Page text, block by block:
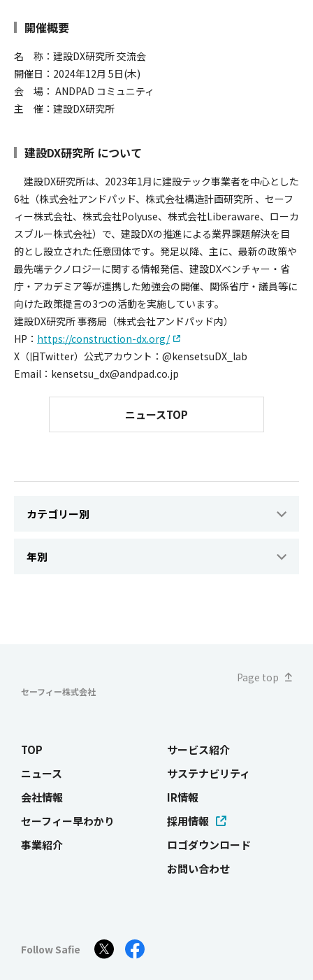
開催概要
名 称：建設DX研究所 交流会
開催日：2024年12月 5日(木)
会 場： ANDPAD コミュニティ
主 催：建設DX研究所
建設DX研究所 について
建設DX研究所は、2023年1月に建設テック事業者を中心とした
6社（株式会社アンドパッド、株式会社構造計画研究所 、セーフ
ィー株式会社、株式会社Polyuse、株式会社Liberaware、ローカ
スブルー株式会社）で、建設DXの推進による業界課題解決を目
的とし設立された任意団体です。発足以降、主に、最新の政策や
最先端テクノロジーに関する情報発信、建設DXベンチャー・省
庁・アカデミア等が連携した勉強会の開催、関係省庁・議員等に
向けた政策提言の3つの活動を実施しています。
建設DX研究所 事務局（株式会社アンドパッド内）
HP： https://construction-dx.org/
X（旧Twitter）公式アカウント：@kensetsuDX_lab
Email：kensetsu_dx@andpad.co.jp
ニュースTOP
セーフィー株式会社
Page top
TOP
ニュース
会社情報
セーフィー早わかり
事業紹介
サービス紹介
サステナビリティ
IR情報
採用情報
ロゴダウンロード
お問い合わせ
Follow Safie